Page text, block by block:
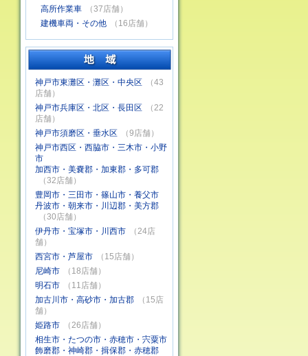
高所作業車
（37店舗）
建機車両・その他
（16店舗）
神戸市東灘区・灘区・中央区
（43
店舗）
神戸市兵庫区・北区・長田区
（22
店舗）
神戸市須磨区・垂水区
（9店舗）
神戸市西区・西脇市・三木市・小野
市
加西市・美嚢郡・加東郡・多可郡
（32店舗）
豊岡市・三田市・篠山市・養父市
丹波市・朝来市・川辺郡・美方郡
（30店舗）
伊丹市・宝塚市・川西市
（24店
舗）
西宮市・芦屋市
（15店舗）
尼崎市
（18店舗）
明石市
（11店舗）
加古川市・高砂市・加古郡
（15店
舗）
姫路市
（26店舗）
相生市・たつの市・赤穂市・宍粟市
飾磨郡・神崎郡・揖保郡・赤穂郡